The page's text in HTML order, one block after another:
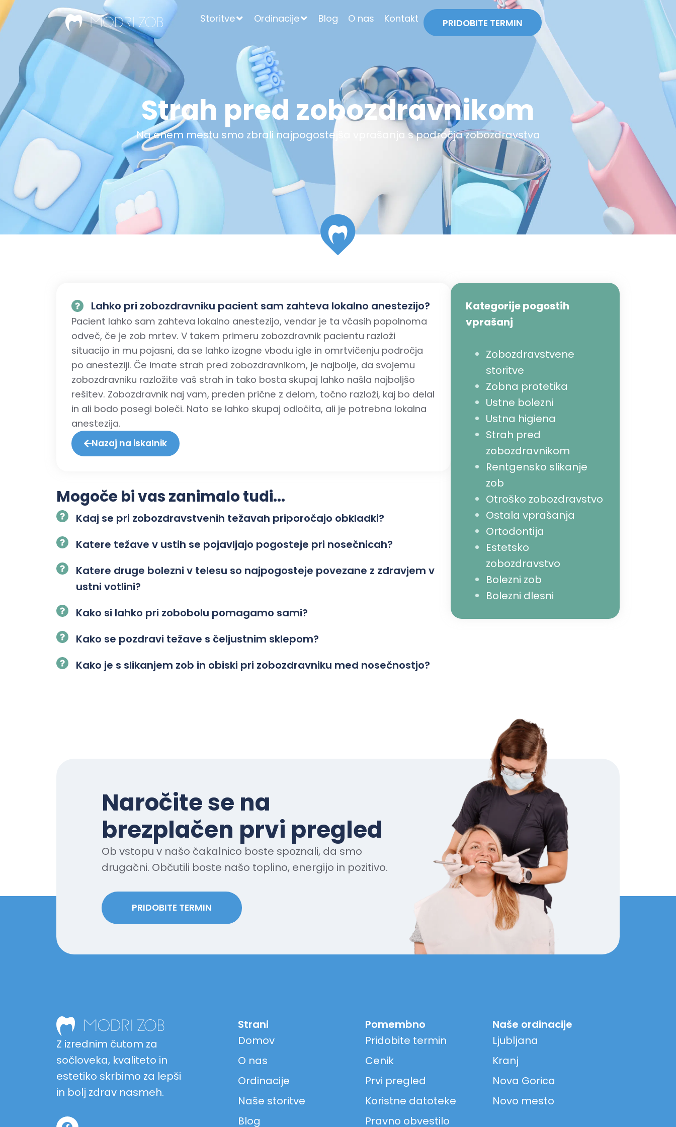
Storitve Ordinacije Blog O nas Kontakt PRIDOBITE TERMIN
Strah pred zobozdravnikom
Na enem mestu smo zbrali najpogostejša vprašanja s področja zobozdravstva
Lahko pri zobozdravniku pacient sam zahteva lokalno anestezijo?
Pacient lahko sam zahteva lokalno anestezijo, vendar je ta včasih popolnoma
odveč, če je zob mrtev. V takem primeru zobozdravnik pacientu razloži
situacijo in mu pojasni, da se lahko izogne vbodu igle in omrtvičenju področja
po anesteziji. Če imate strah pred zobozdravnikom, je najbolje, da svojemu
zobozdravniku razložite vaš strah in tako bosta skupaj lahko našla najboljšo
rešitev. Zobozdravnik naj vam, preden prične z delom, točno razloži, kaj bo delal
in ali bodo posegi boleči. Nato se lahko skupaj odločita, ali je potrebna lokalna
anestezija.
Nazaj na iskalnik
Mogoče bi vas zanimalo tudi...
Kdaj se pri zobozdravstvenih težavah priporočajo obkladki?
Katere težave v ustih se pojavljajo pogosteje pri nosečnicah?
Katere druge bolezni v telesu so najpogosteje povezane z zdravjem v
ustni votlini?
Kako si lahko pri zobobolu pomagamo sami?
Kako se pozdravi težave s čeljustnim sklepom?
Kako je s slikanjem zob in obiski pri zobozdravniku med nosečnostjo?
Kategorije pogostih
vprašanj
Zobozdravstvene
storitve
Zobna protetika
Ustne bolezni
Ustna higiena
Strah pred
zobozdravnikom
Rentgensko slikanje
zob
Otroško zobozdravstvo
Ostala vprašanja
Ortodontija
Estetsko
zobozdravstvo
Bolezni zob
Bolezni dlesni
Naročite se na
brezplačen prvi pregled
Ob vstopu v našo čakalnico boste spoznali, da smo
drugačni. Občutili boste našo toplino, energijo in pozitivo.
PRIDOBITE TERMIN
Z izrednim čutom za
sočloveka, kvaliteto in
estetiko skrbimo za lepši
in bolj zdrav nasmeh.
Strani
Domov
O nas
Ordinacije
Naše storitve
Blog
Pomembno
Pridobite termin
Cenik
Prvi pregled
Koristne datoteke
Pravno obvestilo
Naše ordinacije
Ljubljana
Kranj
Nova Gorica
Novo mesto